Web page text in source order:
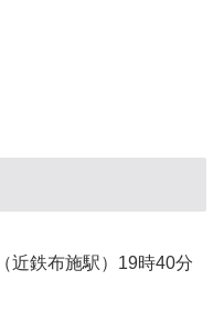
近鉄布施駅）19時40分